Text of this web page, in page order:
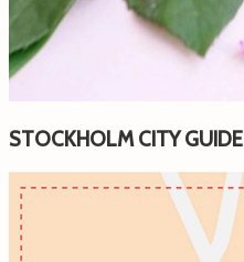
STOCKHOLM CITY GUIDE